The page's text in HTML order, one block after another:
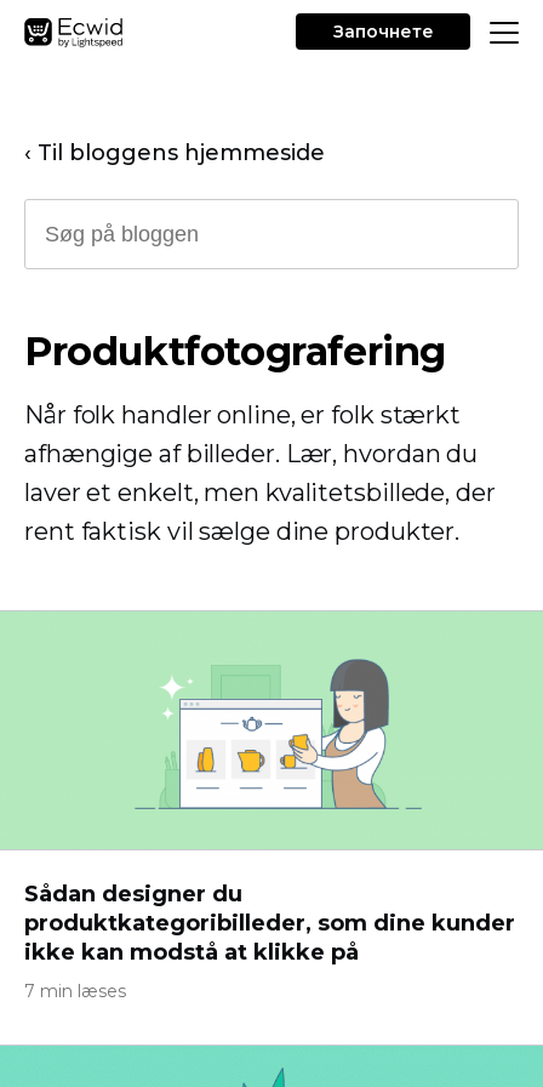
Започнете
‹ Til bloggens hjemmeside
Produktfotografering
Når folk handler online, er folk stærkt
afhængige af billeder. Lær, hvordan du
laver et enkelt, men kvalitetsbillede, der
rent faktisk vil sælge dine produkter.
Sådan designer du
produktkategoribilleder, som dine kunder
ikke kan modstå at klikke på
7 min læses